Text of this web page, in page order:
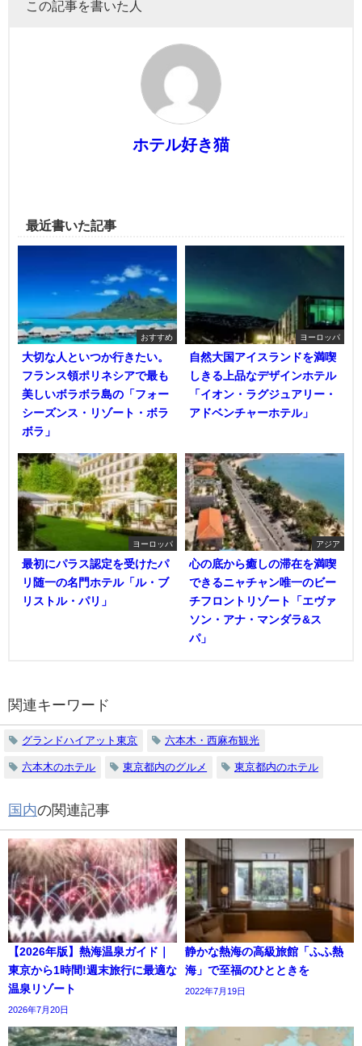
この記事を書いた人
ホテル好き猫
最近書いた記事
おすすめ
大切な人といつか行きたい。
フランス領ポリネシアで最も
美しいボラボラ島の「フォー
シーズンス・リゾート・ボラ
ボラ」
ヨーロッパ
自然大国アイスランドを満喫
しきる上品なデザインホテル
「イオン・ラグジュアリー・
アドベンチャーホテル」
ヨーロッパ
最初にパラス認定を受けたパ
リ随一の名門ホテル「ル・ブ
リストル・パリ」
アジア
心の底から癒しの滞在を満喫
できるニャチャン唯一のビー
チフロントリゾート「エヴァ
ソン・アナ・マンダラ&ス
パ」
関連キーワード
グランドハイアット東京 六本木・西麻布観光
六本木のホテル 東京都内のグルメ 東京都内のホテル
国内の関連記事
【2026年版】熱海温泉ガイド｜
東京から1時間!週末旅行に最適な
温泉リゾート
2026年7月20日
静かな熱海の高級旅館「ふふ熱
海」で至福のひとときを
2022年7月19日